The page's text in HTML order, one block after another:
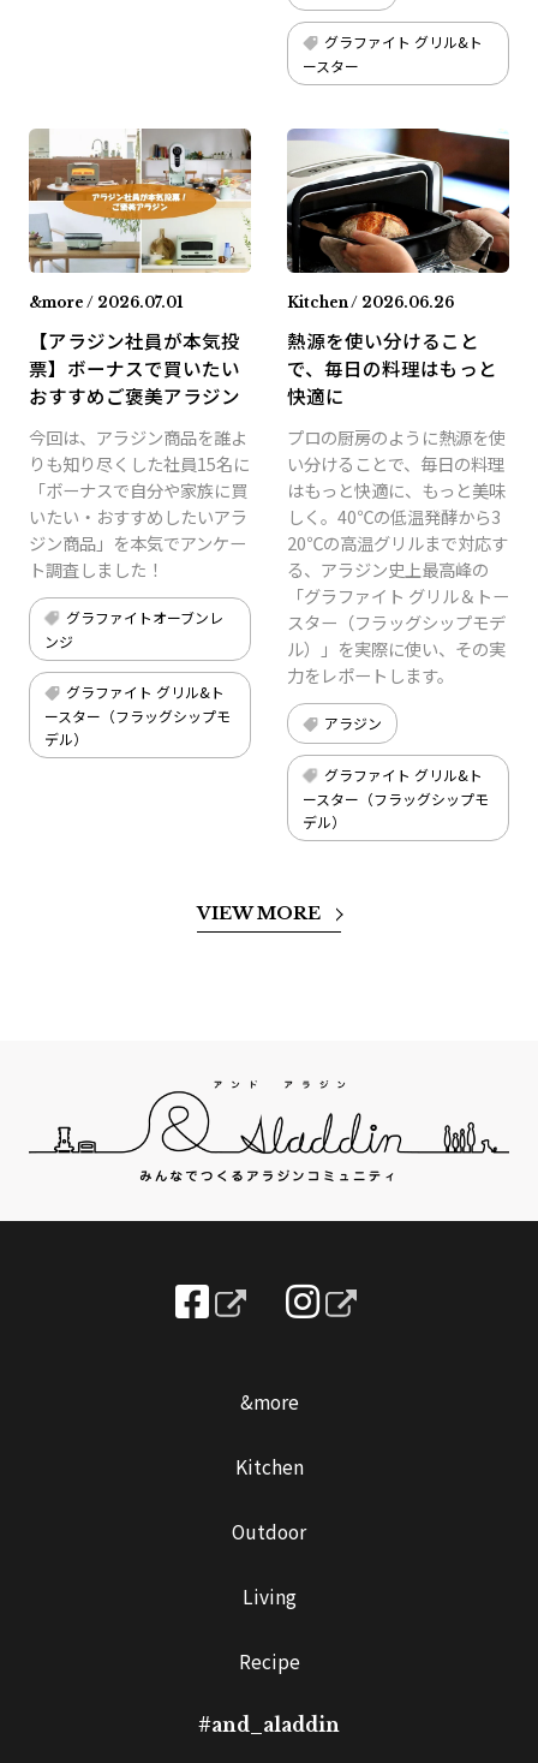
グラファイト グリル&ト
ースター
&more / 2026.07.01
【アラジン社員が本気投
票】ボーナスで買いたい
おすすめご褒美アラジン
今回は、アラジン商品を誰よ
りも知り尽くした社員15名に
「ボーナスで自分や家族に買
いたい・おすすめしたいアラ
ジン商品」を本気でアンケー
ト調査しました！
グラファイトオーブンレ
ンジ
グラファイト グリル&ト
ースター（フラッグシップモ
デル）
Kitchen / 2026.06.26
熱源を使い分けること
で、毎日の料理はもっと
快適に
プロの厨房のように熱源を使
い分けることで、毎日の料理
はもっと快適に、もっと美味
しく。40℃の低温発酵から3
20℃の高温グリルまで対応す
る、アラジン史上最高峰の
「グラファイト グリル＆トー
スター（フラッグシップモデ
ル）」を実際に使い、その実
力をレポートします。
アラジン
グラファイト グリル&ト
ースター（フラッグシップモ
デル）
VIEW MORE
&more
Kitchen
Outdoor
Living
Recipe
#and_aladdin